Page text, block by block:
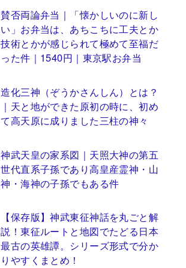
賛否両論弁当｜「懐かしいのに新し
い」お弁当は、あちこちに工夫とか
技術とかが感じられて極めて至福だ
った件｜1540円｜東京駅お弁当
造化三神（ぞうかさんしん）とは？
｜天と地ができた原初の時に、初め
て高天原に成りました三柱の神々
神武天皇の家系図｜天照大神の第五
世代直系子孫であり高皇産霊神・山
神・海神の子孫でもある件
【保存版】神武東征神話を丸ごと解
説！東征ルートと地図でたどる日本
最古の英雄譚。シリーズ形式で分か
りやすくまとめ！